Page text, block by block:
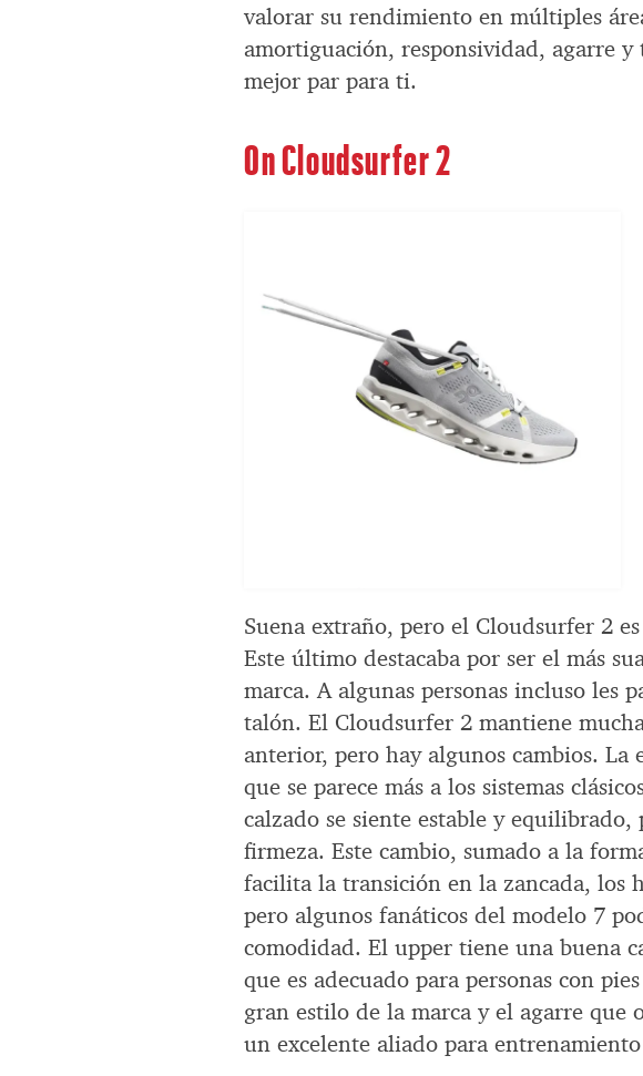
valorar su rendimiento en múltiples
amortiguación, responsividad, agarre
mejor par para ti.
On Cloudsurfer 2
Suena extraño, pero el Cloudsurfer 2
Este último destacaba por ser el más
marca. A algunas personas incluso les
talón. El Cloudsurfer 2 mantiene
anterior, pero hay algunos cambios. La
que se parece más a los sistemas
calzado se siente estable y
firmeza. Este cambio, sumado a la
facilita la transición en la zancada, los
pero algunos fanáticos del modelo 7
comodidad. El upper tiene una buena
que es adecuado para personas con
gran estilo de la marca y el agarre que
un excelente aliado para